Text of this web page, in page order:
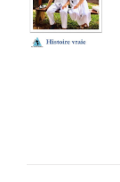
/
DÉTAILS